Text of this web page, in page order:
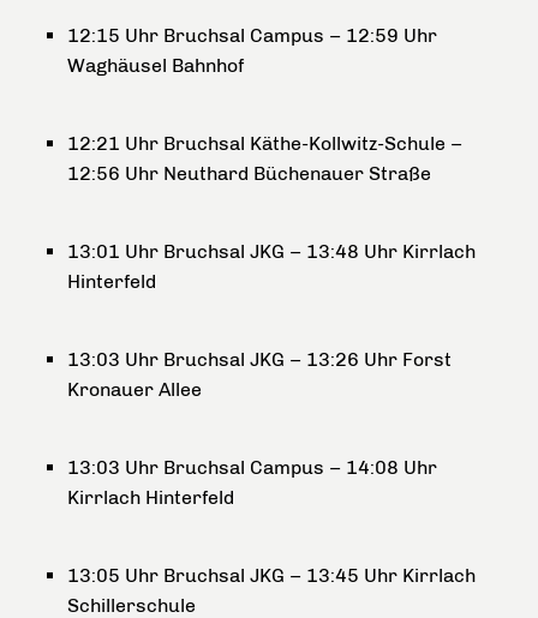
12:15 Uhr Bruchsal Campus – 12:59 Uhr
Waghäusel Bahnhof
12:21 Uhr Bruchsal Käthe-Kollwitz-Schule –
12:56 Uhr Neuthard Büchenauer Straße
13:01 Uhr Bruchsal JKG – 13:48 Uhr Kirrlach
Hinterfeld
13:03 Uhr Bruchsal JKG – 13:26 Uhr Forst
Kronauer Allee
13:03 Uhr Bruchsal Campus – 14:08 Uhr
Kirrlach Hinterfeld
13:05 Uhr Bruchsal JKG – 13:45 Uhr Kirrlach
Schillerschule